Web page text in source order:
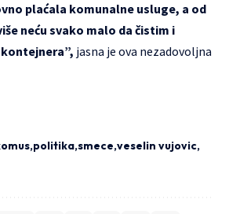
plaćala komunalne usluge, a od
neću svako malo da čistim i
jasna je ova nezadovoljna
politika smece veselin vujovic